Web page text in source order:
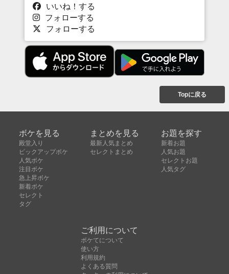
いいね！する
フォローする
フォローする
Topに戻る
ボケを見る
殿堂入り
ピックアップボケ
人気ボケ
注目ボケ
急上昇ボケ
新着ボケ
セレクト
タグ
まとめを見る
最新人気まとめ
セレクトまとめ
お題を探す
新着お題
人気お題
セレクトお題
人気タグ
ご利用について
ボケてについて
使い方
利用規約
よくある質問